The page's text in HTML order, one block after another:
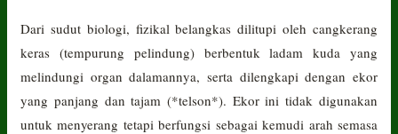
Dari sudut biologi, fizikal belangkas dilitupi oleh cangkerang
keras (tempurung pelindung) berbentuk ladam kuda yang
melindungi organ dalamannya, serta dilengkapi dengan ekor
yang panjang dan tajam (*telson*). Ekor ini tidak digunakan
untuk menyerang tetapi berfungsi sebagai kemudi arah semasa